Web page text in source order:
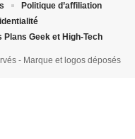
- Marque et logos déposés
Politique d’affiliation
Geek et High-Tech